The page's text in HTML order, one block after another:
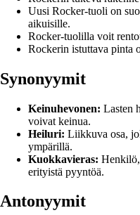
Uusi Rocker-tuoli on
aikuisille.
Rocker-tuolilla voit
Rockerin istuttava pinta
Synonyymit
Keinuhevonen: Lasten
voivat keinua.
Heiluri: Liikkuva osa,
ympärillä.
Kuokkavieras:
erityistä pyyntöä.
Antonyymit